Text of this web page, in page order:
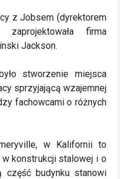
z Jobsem (dyrektorem
firma
Jackson.
stworzenie miejsca
sprzyjającą wzajemnej
fachowcami o różnych
w Kalifornii to
w konstrukcji stalowej i o
część budynku stanowi